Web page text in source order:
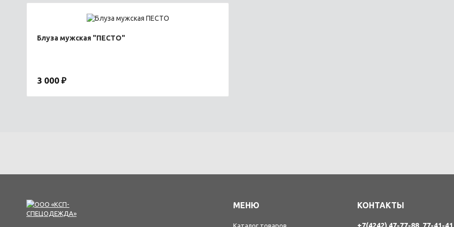
Блуза мужская "ПЕСТО"
3 000 ₽
МЕНЮ
Каталог товаров
КОНТАКТЫ